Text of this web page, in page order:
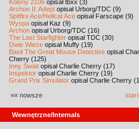
Kolony 2106 opisał tbxx (3)
Archon II: Adept opisał Urborg/TDC (9)
Spitfire Ace/Hellcat Ace opisał Farscape (9)
Wyspa opisał Kaz (9)
Archon opisał Urborg/TDC (16)
The Last Starfighter opisał TDC (30)
Dwie Wieże opisał Muffy (19)
Basil The Great Mouse Detective opisał
Cherry (125)
Inny Świat opisał Charlie Cherry (17)
Inspektor opisał Charlie Cherry (19)
Grand Prix Simulator opisał Charlie Cherry
«« nowsze
Wewnętrzne/Internals